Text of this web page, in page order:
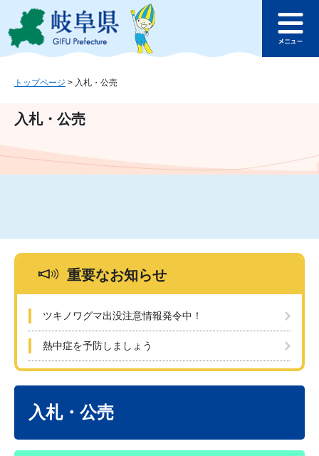
ジ
ュ
文
このページの本文へ
ュ
トップページ > 入札・公売
入札・公売
重要なお知らせ
ツキノワグマ出没注意情報発令中！
熱中症を予防しましょう
入札・公売